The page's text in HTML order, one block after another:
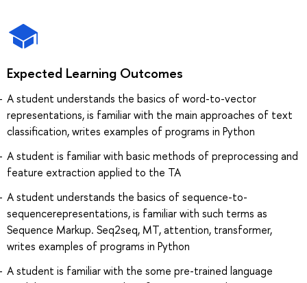
Expected Learning Outcomes
A student understands the basics of word-to-vector
representations, is familiar with the main approaches of text
classification, writes examples of programs in Python
A student is familiar with basic methods of preprocessing and
feature extraction applied to the TA
A student understands the basics of sequence-to-
sequencerepresentations, is familiar with such terms as
Sequence Markup. Seq2seq, MT, attention, transformer,
writes examples of programs in Python
A student is familiar with the some pre-trained language